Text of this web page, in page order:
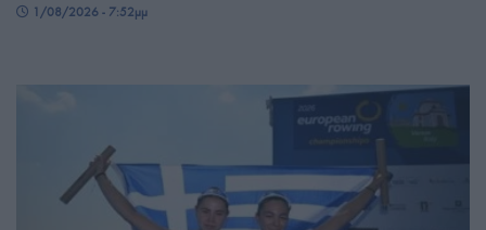
1/08/2026 - 7:52μμ